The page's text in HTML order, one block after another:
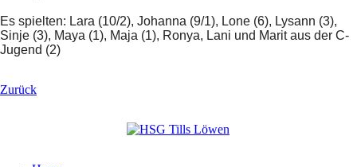
Es spielten: Lara (10/2), Johanna (9/1), Lone (6), Lysann (3),
Sinje (3), Maya (1), Maja (1), Ronya, Lani und Marit aus der C-
Jugend (2)
Zurück